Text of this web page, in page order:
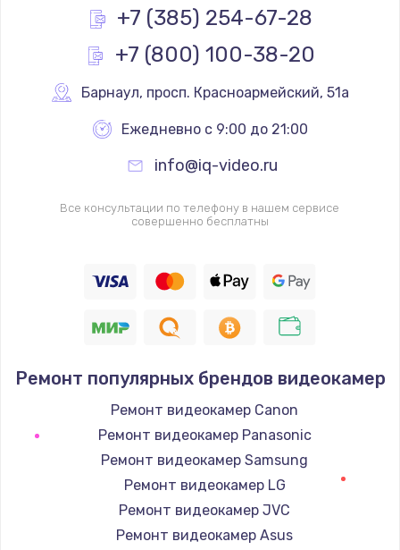
Заказать
Замена реле
Замена термопредохранителя
700 руб.
Заказать
2500 руб.
1400 руб.
Заказать
Замена / ремонт электронного модуля
управления
600 руб.
+7 (385) 254-67-28
+7 (800) 100-38-20
Барнаул, просп. Красноармейский, 51а
Ежедневно с 9:00 до 21:00
info@iq-video.ru
Все консультации по телефону в нашем сервисе
совершенно бесплатны
Ремонт популярных брендов видеокамер
Ремонт видеокамер Canon
Ремонт видеокамер Panasonic
Ремонт видеокамер Samsung
Ремонт видеокамер LG
Ремонт видеокамер JVC
Ремонт видеокамер Asus